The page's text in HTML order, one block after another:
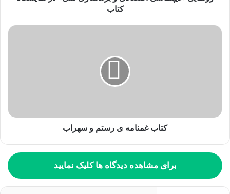
ن
کتاب
کتاب غمنامه ی رستم و سهراب
برای مشاهده دیدگاه ها کلیک نمایید